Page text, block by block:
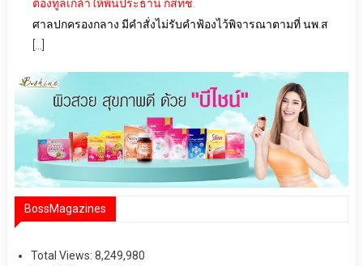
ต้องทูลเกล้าให้พ้นประธาน กสทช.
ศาลปกครองกลาง มีคำสั่งไม่รับคำฟ้องไว้พิจารณาตามที่ นพ.ส
BossMagazines
Total Views: 8,249,980